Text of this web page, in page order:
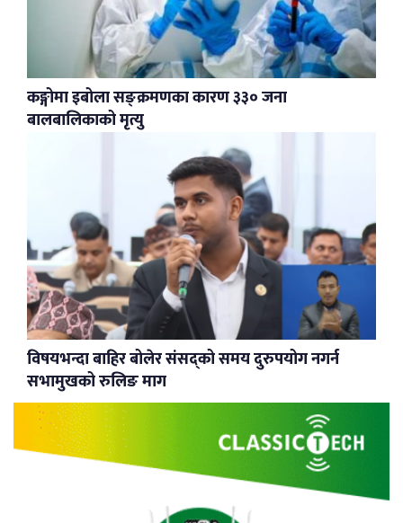
कङ्गोमा इबोला सङ्क्रमणका कारण ३३० जना
बालबालिकाको मृत्यु
विषयभन्दा बाहिर बोलेर संसद्को समय दुरुपयोग नगर्न
सभामुखको रुलिङ माग